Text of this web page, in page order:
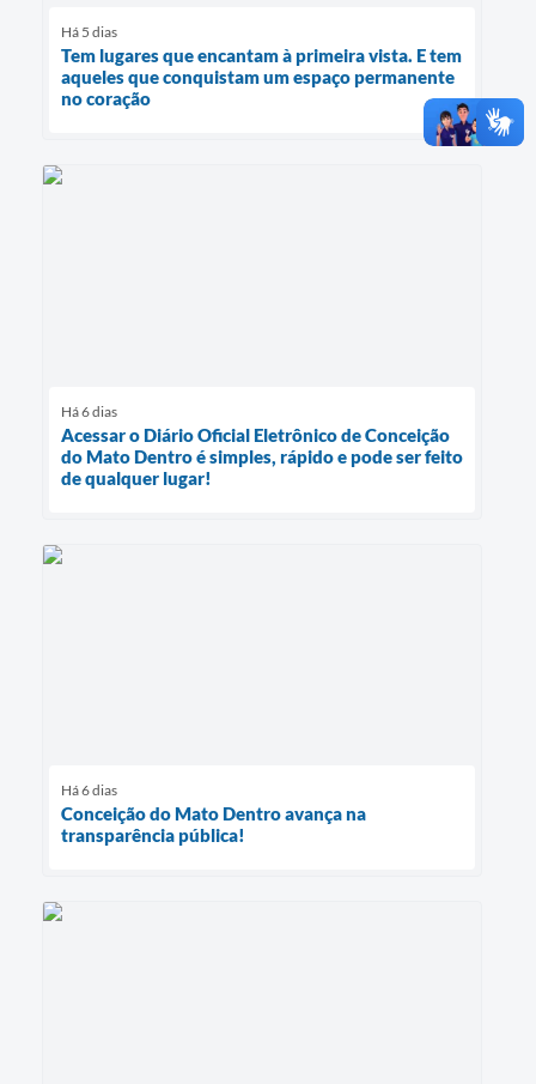
Há 5 dias
Tem lugares que encantam à primeira vista. E tem
aqueles que conquistam um espaço permanente
no coração
Há 6 dias
Acessar o Diário Oficial Eletrônico de Conceição
do Mato Dentro é simples, rápido e pode ser feito
de qualquer lugar!
Há 6 dias
Conceição do Mato Dentro avança na
transparência pública!